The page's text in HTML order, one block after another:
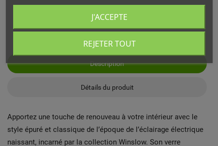
Description
Détails du produit
Apportez une touche de renouveau à votre intérieur avec le
style épuré et classique de l’époque de l’éclairage électrique
naissant, incarné par la collection Winslow. Son verre
REJETER TOUT
J'ACCEPTE